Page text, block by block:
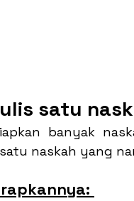
satu
banyak
naskah yang